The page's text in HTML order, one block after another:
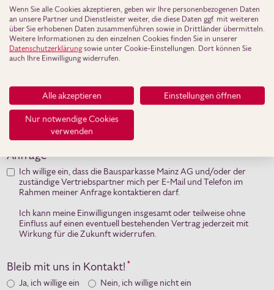
Wenn Sie alle Cookies akzeptieren, geben wir Ihre personenbezogenen Daten
an unsere Partner und Dienstleister weiter, die diese Daten ggf. mit weiteren
über Sie erhobenen Daten zusammenführen sowie in Drittländer übermitteln.
Weitere Informationen zu den einzelnen Cookies finden Sie in unserer
Datenschutzerklärungsowie unter Cookie-Einstellungen. Dort können Sie
auch Ihre Einwilligung widerrufen.
Alle akzeptieren Einstellungen öffnen
Nur notwendige Cookies
verwenden
Datenschutzrechtliche Einwilligungserklärung *
werden zum Zwecke einer umfassenden Beratung und
Betreuung auch an den für mich zuständigen Vertriebspartner
übermittelt und dort verarbeitet.
Einwilligung zur Kontaktaufnahme im Rahmen der
Anfrage
Ich willige ein, dass die Bausparkasse Mainz AG und/oder der
zuständige Vertriebspartner mich per E-Mail und Telefon im
Rahmen meiner Anfrage kontaktieren darf.
Ich kann meine Einwilligungen insgesamt oder teilweise ohne
Einfluss auf einen eventuell bestehenden Vertrag jederzeit mit
Wirkung für die Zukunft widerrufen.
Bleib mit uns in Kontakt! *
Ja, ich willige ein Nein, ich willige nicht ein